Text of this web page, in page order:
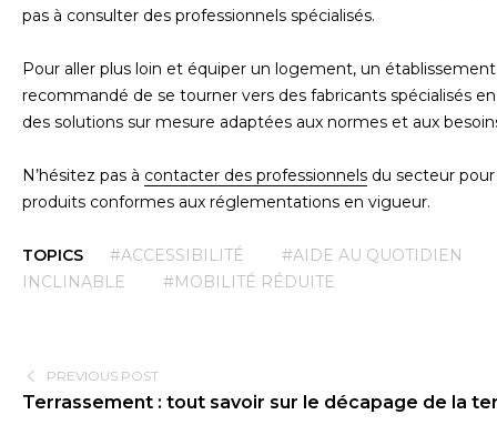
pas à consulter des professionnels spécialisés.
Pour aller plus loin et équiper un logement, un
recommandé de se tourner vers des fabricants spécialisés
des solutions sur mesure adaptées aux normes et aux
N’hésitez pas à contacter des professionnels du secteur
produits conformes aux réglementations en vigueur.
TOPICS #ACCESSIBILITÉ
#AIDE AU QUOTIDIEN
INCLINABLE
#MOBILITÉ RÉDUITE
PREVIOUS POST
Terrassement : tout savoir sur le décapage de la